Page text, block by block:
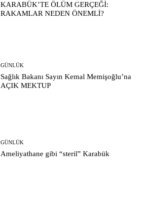
KARABÜK’TE ÖLÜM GERÇEĞİ:
RAKAMLAR NEDEN ÖNEMLİ?
GÜNLÜK
Sağlık Bakanı Sayın Kemal Memişoğlu’na
AÇIK MEKTUP
GÜNLÜK
Ameliyathane gibi “steril” Karabük